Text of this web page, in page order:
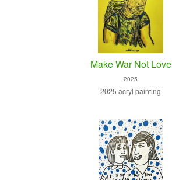
Make War Not Love
2025
2025 acryl painting